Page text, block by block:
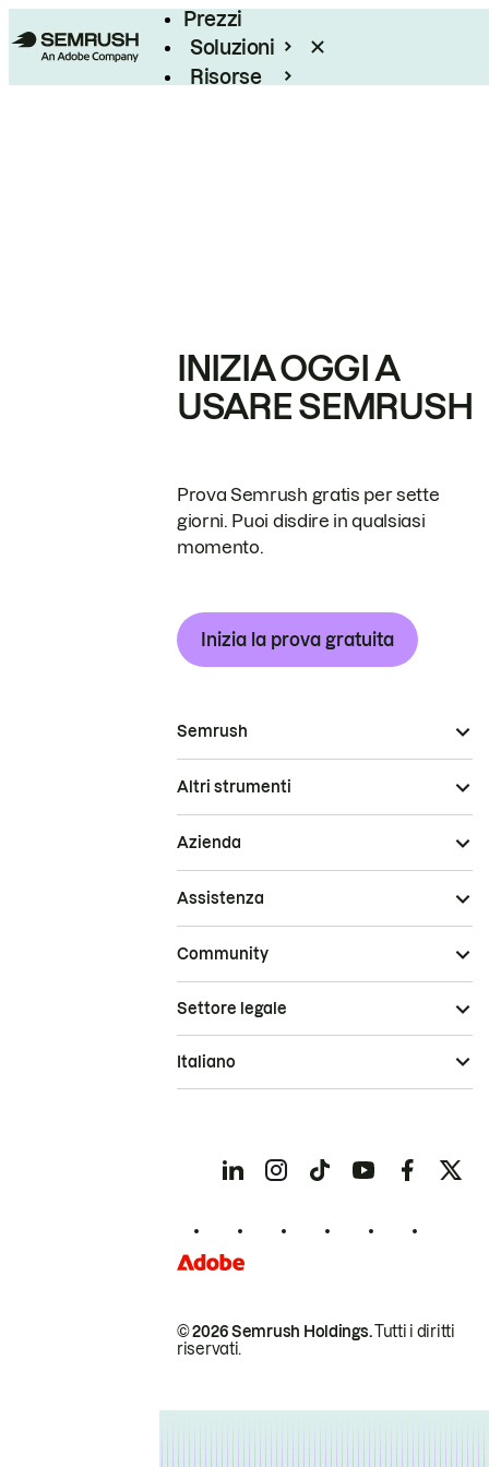
Prezzi
Soluzioni
Risorse
INIZIA OGGI A
USARE SEMRUSH
Prova Semrush gratis per sette
giorni. Puoi disdire in qualsiasi
momento.
Inizia la prova gratuita
Semrush
Altri strumenti
Azienda
Assistenza
Community
© 2026 Semrush Holdings.Tutti i diritti
riservati.
Settore legale
Italiano